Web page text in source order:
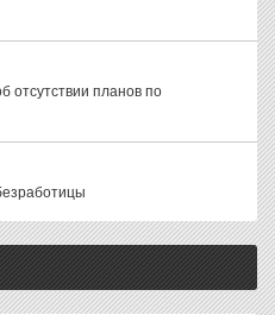
отсутствии планов по